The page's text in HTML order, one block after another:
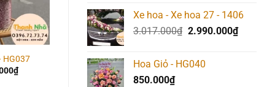
là:
917.000₫.
tại
là:
Xe hoa - Xe hoa 27 - 1406
3.017.000₫ Giá
3.017.000₫.
2.990.000₫Giá
Hoa Giỏ - HG040
850.000₫
HG037
₫
Hoa Giỏ – HG003
1.250.000
₫
Hoa Giỏ – HG005